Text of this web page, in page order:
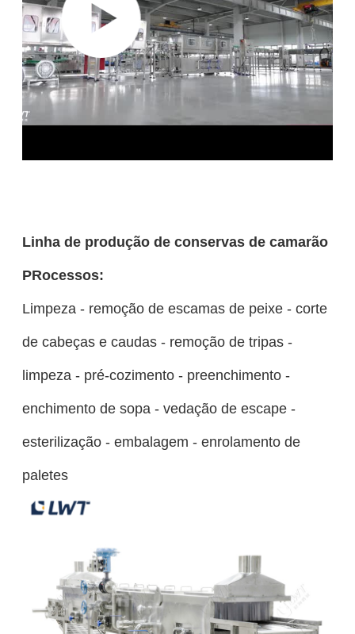
Linha de produção de conservas de camarão
PRocessos:
Limpeza - remoção de escamas de peixe - corte
de cabeças e caudas - remoção de tripas -
limpeza - pré-cozimento - preenchimento -
enchimento de sopa - vedação de escape -
esterilização - embalagem - enrolamento de
paletes